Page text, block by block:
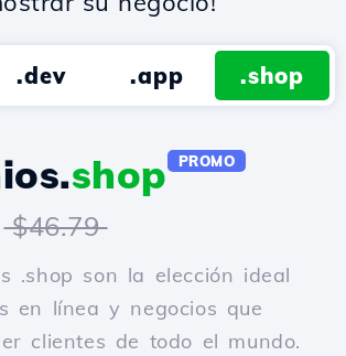
.dev .app .shop
shop PROMO
$46.79
.shop son la elección ideal
en línea y negocios que
clientes de todo el mundo.